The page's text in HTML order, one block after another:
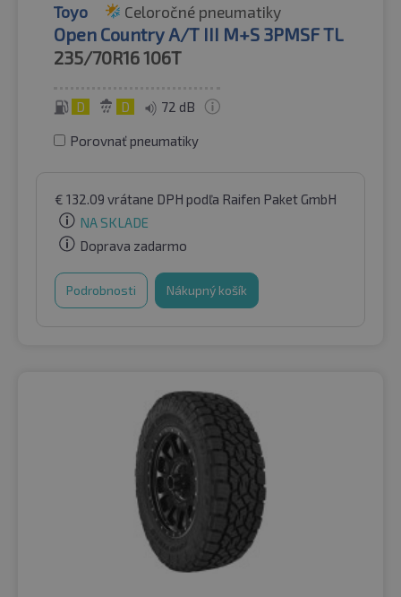
Toyo Celoročné pneumatiky
Open Country A/T III M+S 3PMSF TL
235/70R16106T
D D 72 dB
Porovnať pneumatiky
€ 132.09 vrátane DPH podľa Raifen Paket GmbH
NA SKLADE
Doprava zadarmo
Podrobnosti Nákupný košík